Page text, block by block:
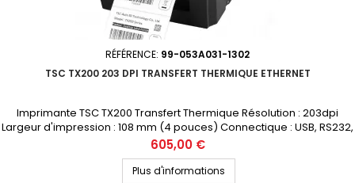
RÉFÉRENCE: 99-053A031-1302
TSC TX200 203 DPI TRANSFERT THERMIQUE ETHERNET
Imprimante TSC TX200 Transfert Thermique Résolution : 203dpi
Largeur d'impression : 108 mm (4 pouces) Connectique : USB, RS232,
Ethernet Prix public (avant remise) : 605€ HT Demandez votre devis
personnalisé
Prix
605,00 €
Plus d'informations